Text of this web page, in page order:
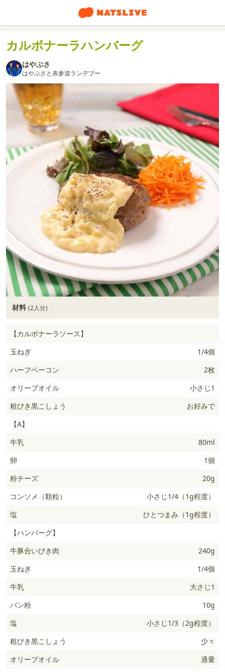
カルボナーラハンバーグ
はやぶさ
はやぶさと表参道ランデブー
材料 (2人分)
【カルボナーラソース】
玉ねぎ
1/4個
ハーフベーコン
2枚
オリーブオイル
小さじ1
粗びき黒こしょう
お好みで
【A】
牛乳
80ml
卵
1個
粉チーズ
20g
コンソメ（顆粒）
小さじ1/4（1g程度）
塩
ひとつまみ（1g程度）
【ハンバーグ】
牛豚合いびき肉
240g
玉ねぎ
1/4個
牛乳
大さじ1
パン粉
10g
塩
小さじ1/3（2g程度）
粗びき黒こしょう
少々
オリーブオイル
適量